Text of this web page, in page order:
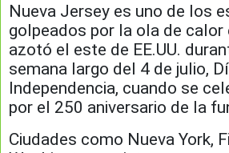
Nueva Jersey es uno de los
golpeados por la ola de calor
azotó el este de EE.UU.
semana largo del 4 de julio,
Independencia, cuando se
por el 250 aniversario de la
Ciudades como Nueva York,